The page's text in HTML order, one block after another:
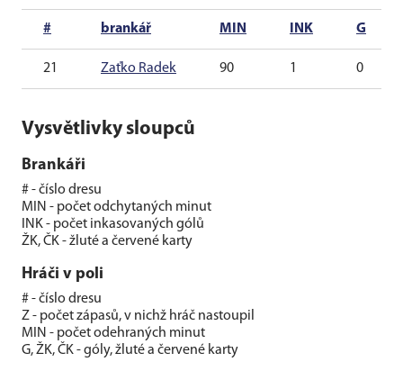
# brankář MIN INK G
21 Zaťko Radek 90 1 0
Vysvětlivky sloupců
Brankáři
# - číslo dresu
MIN - počet odchytaných minut
INK - počet inkasovaných gólů
ŽK, ČK - žluté a červené karty
Hráči v poli
# - číslo dresu
Z - počet zápasů, v nichž hráč nastoupil
MIN - počet odehraných minut
G, ŽK, ČK - góly, žluté a červené karty